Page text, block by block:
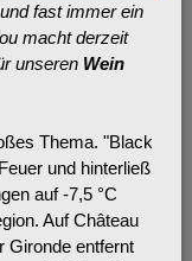
fast immer ein
macht derzeit
unseren Wein
Thema. "Black
und hinterließ
auf -7,5 °C
Auf Château
Gironde entfernt